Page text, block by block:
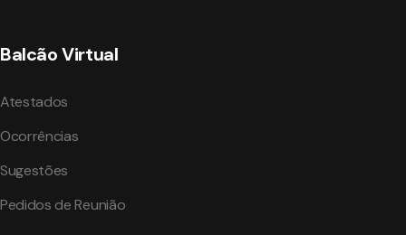
Balcão Virtual
Atestados
Ocorrências
Sugestões
Pedidos de Reunião